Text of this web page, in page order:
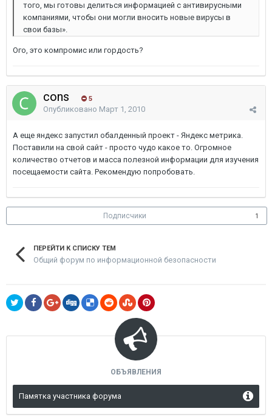
того, мы готовы делиться информацией с антивирусными
компаниями, чтобы они могли вносить новые вирусы в
свои базы».
Ого, это компромис или гордость?
cons 5
Опубликовано Март 1, 2010
А еще яндекс запустил обалденный проект - Яндекс метрика.
Поставили на свой сайт - просто чудо какое то. Огромное
количество отчетов и масса полезной информации для изучения
посещаемости сайта. Рекомендую попробовать.
Подписчики 1
ПЕРЕЙТИ К СПИСКУ ТЕМ
Общий форум по информационной безопасности
ОБЪЯВЛЕНИЯ
Памятка участника форума